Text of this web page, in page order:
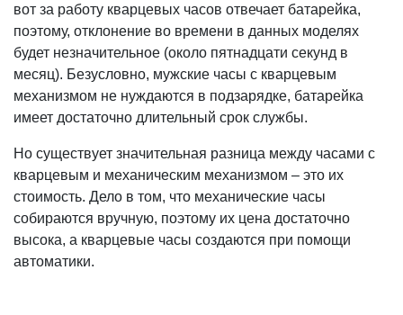
вот за работу кварцевых часов отвечает батарейка,
поэтому, отклонение во времени в данных моделях
будет незначительное (около пятнадцати секунд в
месяц). Безусловно, мужские часы с кварцевым
механизмом не нуждаются в подзарядке, батарейка
имеет достаточно длительный срок службы.
Но существует значительная разница между часами с
кварцевым и механическим механизмом – это их
стоимость. Дело в том, что механические часы
собираются вручную, поэтому их цена достаточно
высока, а кварцевые часы создаются при помощи
автоматики.